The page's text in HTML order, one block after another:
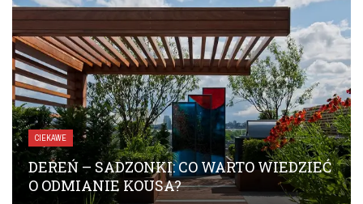
CIEKAWE
DEREŃ – SADZONKI: CO WARTO WIEDZIEĆ
O ODMIANIE KOUSA?